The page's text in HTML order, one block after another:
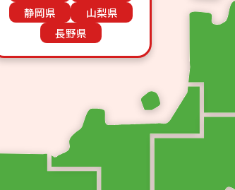
静岡県
山梨県
長野県